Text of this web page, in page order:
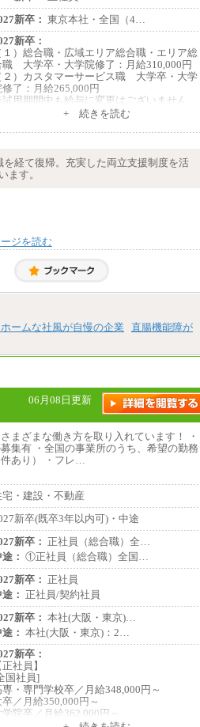
新卒： 東京本社・全国（4…
新卒：
１）総合職・広域エリア総合職・エリア総
職 大学卒・大学院修了：月給310,000円
２）カスタマーサービス職 大学卒・大学
修了：月給265,000円
用期間中も給与に変更はございません
+ 続きを読む
を経て復帰。充実した両立支援制度を活
ます。
ジを読む
ームな社風が自慢の企業
直腸機能障が
06月08日更新
まざまな働き方を取り入れています！ ・
集有 ・全国の事業所のうち、希望の勤務
あり） ・フレ…
宅・建設・不動産
新卒(既卒3年以内可)・中途
新卒： 正社員（総合職）全…
： ①正社員（総合職）全国…
新卒： 正社員
： 正社員/契約社員
新卒： 本社(大阪・東京)…
： 本社(大阪・東京)：2…
新卒：
正社員】
国社員]
専・専門学校卒／月給348,000円～
卒／月給350,000円～
学院卒／月給362,000円～